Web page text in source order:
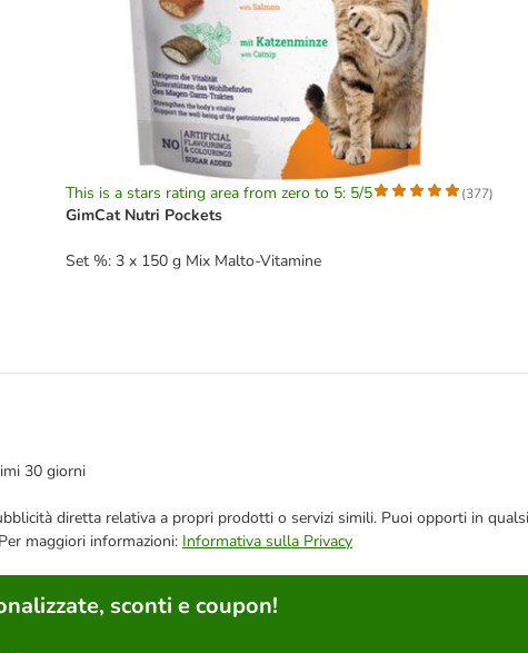
This is a stars rating area from zero to 5: 5/5 (377)
GimCat Nutri Pockets
Set %: 3 x 150 g Mix Malto-Vitamine
30 giorni
diretta relativa a propri prodotti o servizi simili. Puoi opporti in
maggiori informazioni: Informativa sulla Privacy
sconti e coupon!